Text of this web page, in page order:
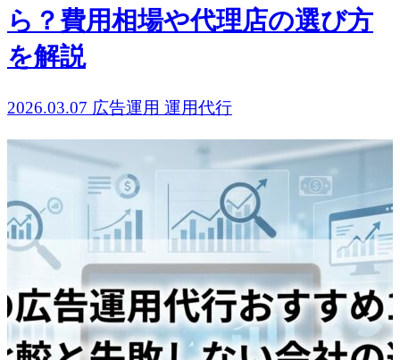
ら？費用相場や代理店の選び方
を解説
2026.03.07 広告運用 運用代行